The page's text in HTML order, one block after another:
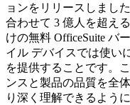
ョンをリリースしまし
合わせて 3 億人を超え
けの無料 OfficeSuite バ
イル デバイスでは使い
を提供することです。
ンスと製品の品質を全
り深く理解できるよう